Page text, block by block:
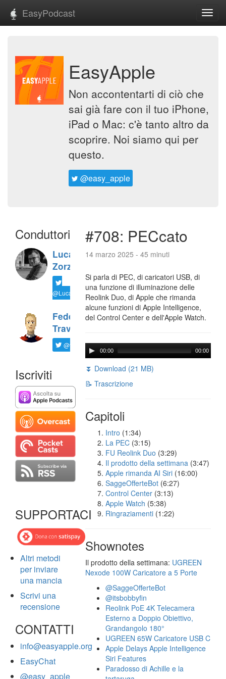
EasyPodcast
EasyApple
Non accontentarti di ciò che
sai già fare con il tuo iPhone,
iPad o Mac: c'è tanto altro da
scoprire. Noi siamo qui per
questo.
@easy_apple
Conduttori
Luca
Zorzi
@LucaTNT
Federico
Travaini
@ftrava
Iscriviti
SUPPORTACI
Altri metodi
per inviare
una mancia
Scrivi una
recensione
CONTATTI
info@easyapple.org
EasyChat
@easy_apple
#708: PECcato
14 marzo 2025 - 45 minuti
Si parla di PEC, di caricatori USB, di
una funzione di illuminazione delle
Reolink Duo, di Apple che rimanda
alcune funzioni di Apple Intelligence,
del Control Center e dell'Apple Watch.
00:00 00:00
⏬ Download (21 MB)
📝 Trascrizione
Capitoli
Intro (1:34)
La PEC (3:15)
FU Reolink Duo (3:29)
Il prodotto della settimana (3:47)
Apple rimanda AI Siri (16:00)
SaggeOfferteBot (6:27)
Control Center (3:13)
Apple Watch (5:38)
Ringraziamenti (1:22)
Shownotes
Il prodotto della settimana: UGREEN
Nexode 100W Caricatore a 5 Porte
@SaggeOfferteBot
@itsbobbyfin
Reolink PoE 4K Telecamera
Esterno a Doppio Obiettivo,
Grandangolo 180°
UGREEN 65W Caricatore USB C
Apple Delays Apple Intelligence
Siri Features
Paradosso di Achille e la